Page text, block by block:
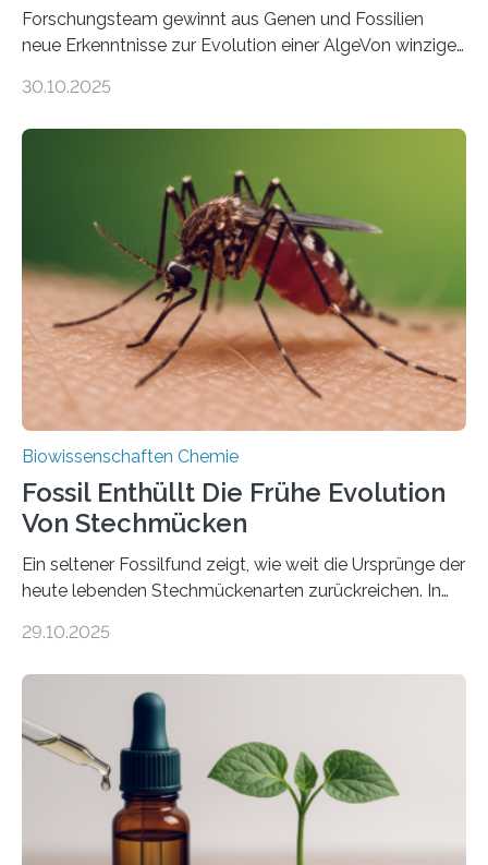
Forschungsteam gewinnt aus Genen und Fossilien
neue Erkenntnisse zur Evolution einer AlgeVon winzigen
Landpflanzen zählen zu den komplexesten
Grünalgen, die vor Hunderten von Millionen Jahren
lebten. Unter den Vorfahren sticht eine Gruppe heraus,
die noch heute in der Natur vorkommt: die
Süßwasseralge Coleochaetophyceae. Einige Arten
dieser Gruppe bilden aus Zellfäden dichte Geflechte
mit scheibenförmiger Gestalt. Was auffällig ist: Die
nächsten…
30.10.2025
Biowissenschaften Chemie
Fossil Enthüllt Die Frühe Evolution
Von Stechmücken
Ein seltener Fossilfund zeigt, wie weit die Ursprünge der
heute lebenden Stechmückenarten zurückreichen. In
Forschende die bisher älteste bekannte Stechmücken-
Region Kachin in Myanmar und hat sich in
ausgezeichnetem Zustand erhalten. Es konnte als neue
Art einer neuen Gattung beschrieben werden und trägt
nun den Namen Cretosabethes primaevus. Dieser erste
fossile Nachweis einer Stechmückenlarve in Bernstein
stellt gleichzeitig den ersten Fossilfund einer
Mückenlarve aus dem Mesozoikum dar, denn…
29.10.2025